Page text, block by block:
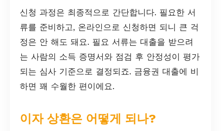
신청 과정은 최종적으로 간단합니다. 필요한 서
류를 준비하고, 온라인으로 신청하면 되니 큰 걱
정은 안 해도 돼요. 필요 서류는 대출을 받으려
는 사람의 소득 증명서와 점검 후 안정성이 평가
되는 심사 기준으로 결정되죠. 금융권 대출에 비
하면 꽤 수월한 편이에요.
이자 상환은 어떻게 되나?